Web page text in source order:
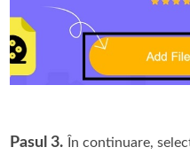
Pasul 3. În continuare,